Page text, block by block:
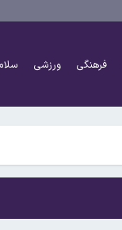
فرهنگی ورزشی